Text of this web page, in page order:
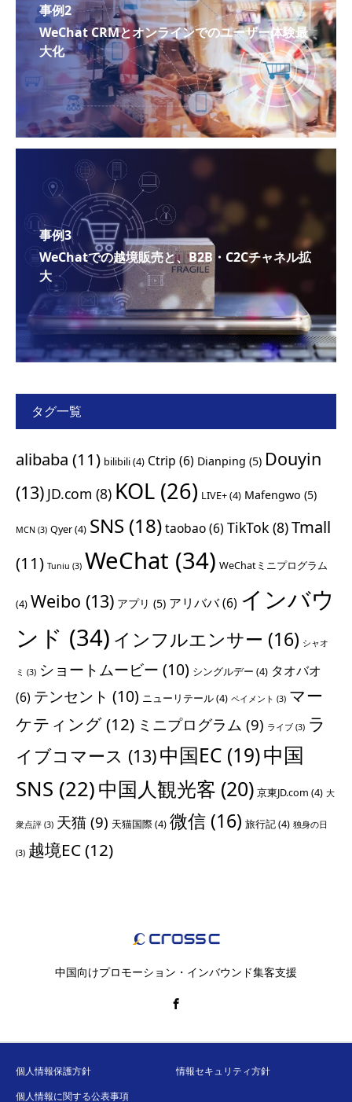
事例2
WeChat CRMとオンラインでのユーザー体験最
大化
事例3
WeChatでの越境販売と、B2B・C2Cチャネル拡
大
タグ一覧
alibaba (11) bilibili(4) Ctrip (6) Dianping (5) Douyin
(13) JD.com (8) KOL (26) LIVE+(4) Mafengwo (5)
MCN (3) Qyer(4) SNS (18)taobao(6) TikTok (8)Tmall
(11) Tuniu (3) WeChat (34) WeChatミニプログラム
(4) Weibo (13) アプリ (5) アリババ(6) インバウ
ンド (34) インフルエンサー (16) シャオ
ミ (3) ショートムービー (10) シングルデー (4) タオバオ
(6) テンセント (10) ニューリテール(4) ペイメント (3) マー
ケティング(12) ミニプログラム (9) ライブ (3) ラ
イブコマース (13)中国EC (19)中国
SNS (22)中国人観光客 (20) 京東JD.com (4) 大
衆点評 (3) 天猫 (9) 天猫国際(4) 微信 (16) 旅行記(4) 独身の日
(3) 越境EC(12)
中国向けプロモーション・インバウンド集客支援
個人情報保護方針
情報セキュリティ方針
個人情報に関する公表事項